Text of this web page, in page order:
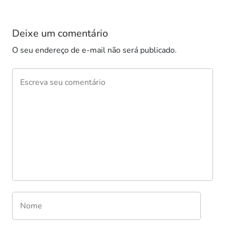
Deixe um comentário
O seu endereço de e-mail não será publicado.